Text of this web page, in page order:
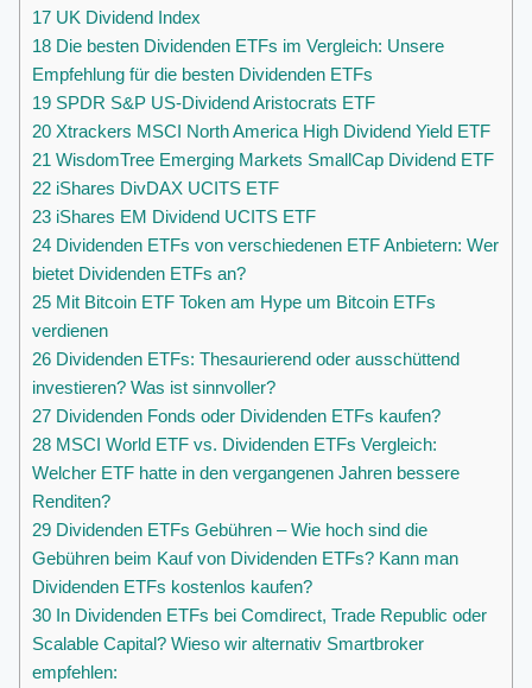
17 UK Dividend Index
18 Die besten Dividenden ETFs im Vergleich: Unsere
Empfehlung für die besten Dividenden ETFs
19 SPDR S&P US-Dividend Aristocrats ETF
20 Xtrackers MSCI North America High Dividend Yield ETF
21 WisdomTree Emerging Markets SmallCap Dividend ETF
22 iShares DivDAX UCITS ETF
23 iShares EM Dividend UCITS ETF
24 Dividenden ETFs von verschiedenen ETF Anbietern: Wer
bietet Dividenden ETFs an?
25 Mit Bitcoin ETF Token am Hype um Bitcoin ETFs
verdienen
26 Dividenden ETFs: Thesaurierend oder ausschüttend
investieren? Was ist sinnvoller?
27 Dividenden Fonds oder Dividenden ETFs kaufen?
28 MSCI World ETF vs. Dividenden ETFs Vergleich:
Welcher ETF hatte in den vergangenen Jahren bessere
Renditen?
29 Dividenden ETFs Gebühren – Wie hoch sind die
Gebühren beim Kauf von Dividenden ETFs? Kann man
Dividenden ETFs kostenlos kaufen?
30 In Dividenden ETFs bei Comdirect, Trade Republic oder
Scalable Capital? Wieso wir alternativ Smartbroker
empfehlen: